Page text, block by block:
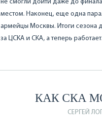
не смогли дойти даже до
местом. Наконец, еще одна
армейцы Москвы. Итоги сезона
за ЦСКА и СКА, а теперь
КАК СКА
СЕРГЕЙ